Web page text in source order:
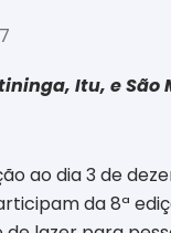
Itu, e
ao dia 3 de
da 8ª